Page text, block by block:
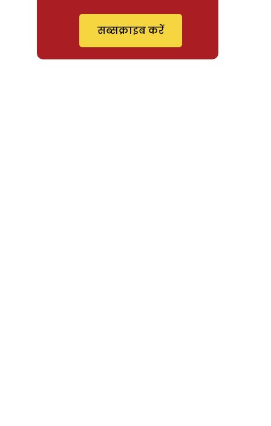
सब्सक्राइब करें